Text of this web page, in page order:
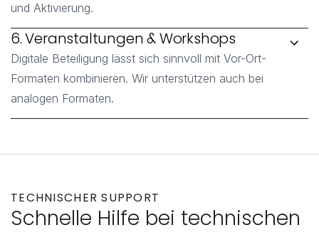
und Aktivierung.
6. Veranstaltungen & Workshops
Digitale Beteiligung lässt sich sinnvoll mit Vor-Ort-
Formaten kombinieren. Wir unterstützen auch bei
analogen Formaten.
TECHNISCHER SUPPORT
Schnelle Hilfe bei technischen